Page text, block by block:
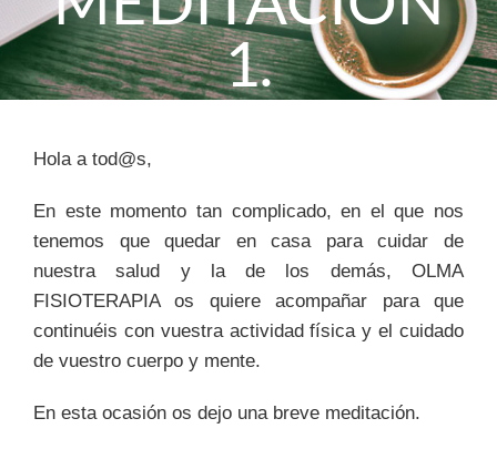
1.
Hola a tod@s,
En este momento tan complicado, en el que nos
tenemos que quedar en casa para cuidar de
nuestra salud y la de los demás, OLMA
FISIOTERAPIA os quiere acompañar para que
continuéis con vuestra actividad física y el cuidado
de vuestro cuerpo y mente.
En esta ocasión os dejo una breve meditación.